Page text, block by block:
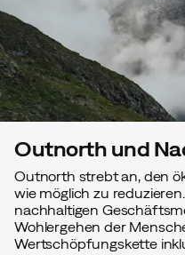
Outnorth und
Outnorth strebt an, den
wie möglich zu
nachhaltigen
Wohlergehen der
Wertschöpfungskette